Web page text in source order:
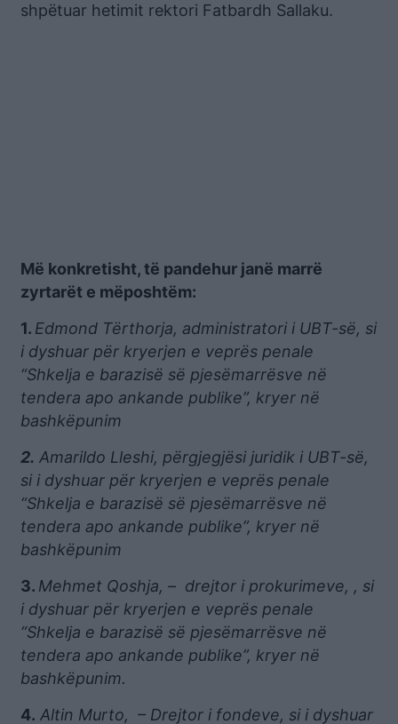
shpëtuar hetimit rektori Fatbardh Sallaku.
Më konkretisht, të pandehur janë marrë
zyrtarët e mëposhtëm:
1. Edmond Tërthorja, administratori i UBT-së, si
i dyshuar për kryerjen e veprës penale
“Shkelja e barazisë së pjesëmarrësve në
tendera apo ankande publike”, kryer në
bashkëpunim
2. Amarildo Lleshi, përgjegjësi juridik i UBT-së,
si i dyshuar për kryerjen e veprës penale
“Shkelja e barazisë së pjesëmarrësve në
tendera apo ankande publike”, kryer në
bashkëpunim
3. Mehmet Qoshja, – drejtor i prokurimeve, , si
i dyshuar për kryerjen e veprës penale
“Shkelja e barazisë së pjesëmarrësve në
tendera apo ankande publike”, kryer në
bashkëpunim.
4. Altin Murto, – Drejtor i fondeve, si i dyshuar